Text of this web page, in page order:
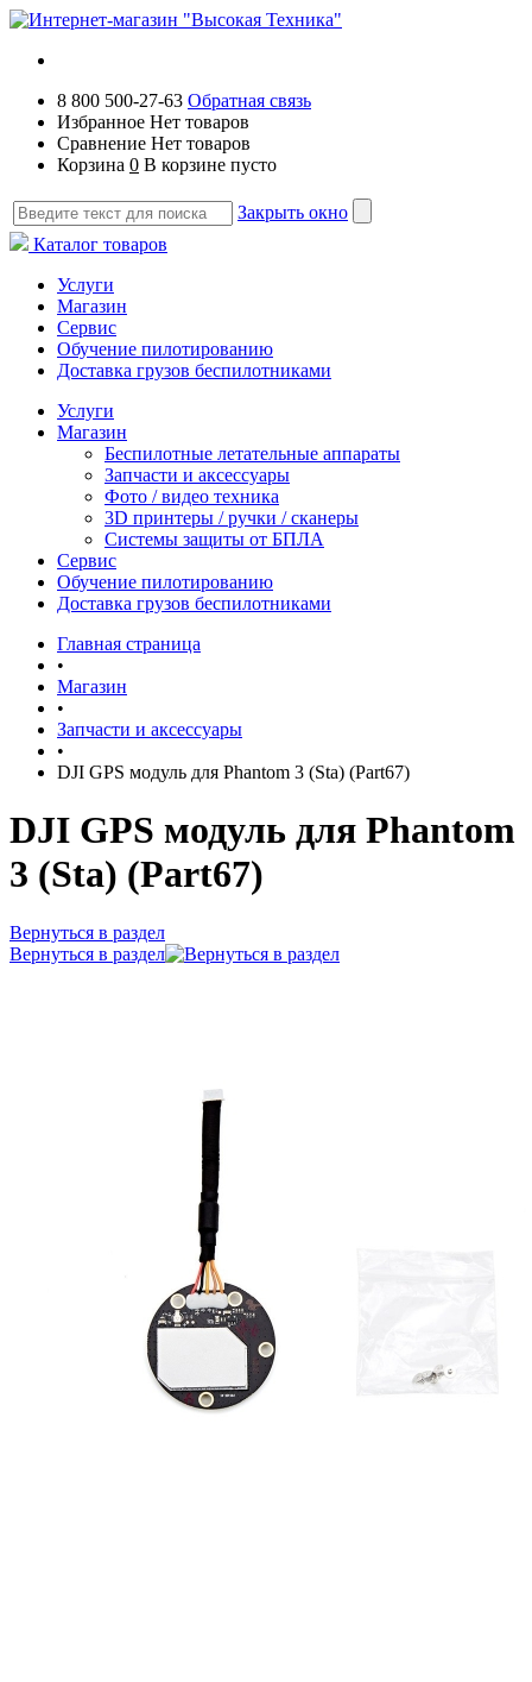
8 800 500-27-63 Обратная связь
Избранное Нет товаров
Сравнение Нет товаров
Корзина 0 В корзине пусто
Закрыть окно
Каталог товаров
Услуги
Магазин
Сервис
Обучение пилотированию
Доставка грузов беспилотниками
Услуги
Магазин
Беспилотные летательные аппараты
Запчасти и аксессуары
Фото / видео техника
3D принтеры / ручки / сканеры
Системы защиты от БПЛА
Сервис
Обучение пилотированию
Доставка грузов беспилотниками
Главная страница
•
Магазин
•
Запчасти и аксессуары
•
DJI GPS модуль для Phantom 3 (Sta) (Part67)
DJI GPS модуль для Phantom
3 (Sta) (Part67)
Вернуться в раздел
Вернуться в раздел